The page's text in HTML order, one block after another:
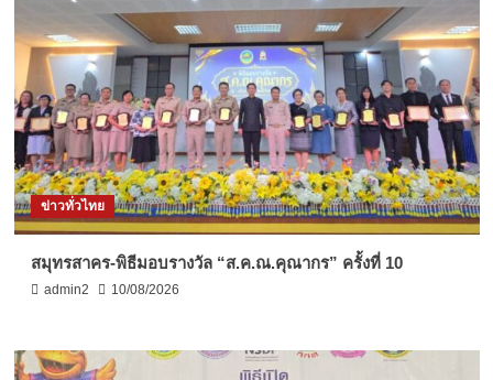
ข่าวทั่วไทย
สมุทรสาคร-พิธีมอบรางวัล “ส.ค.ณ.คุณากร” ครั้งที่ 10
admin2 10/08/2026